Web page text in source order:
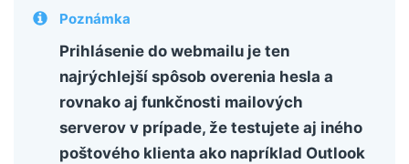
Poznámka
Prihlásenie do webmailu je ten
najrýchlejší spôsob overenia hesla a
rovnako aj funkčnosti mailových
serverov v prípade, že testujete aj iného
poštového klienta ako napríklad Outlook